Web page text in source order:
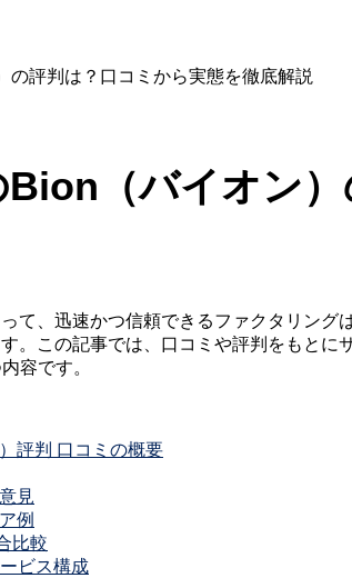
の評判は？口コミから実態を徹底解説
（バイオン
て、迅速かつ信頼できるファクタリン
。この記事では、口コミや評判をもと
容です。
評判 口コミの概要
見
例
比較
ビス構成